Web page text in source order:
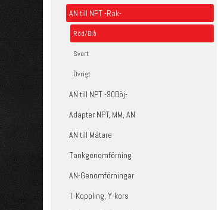
AN till NPT -Rak-
Röd/Blå
Svart
Övrigt
AN till NPT -90Böj-
Adapter NPT, MM, AN
AN till Mätare
Tankgenomförning
AN-Genomförningar
T-Koppling, Y-kors